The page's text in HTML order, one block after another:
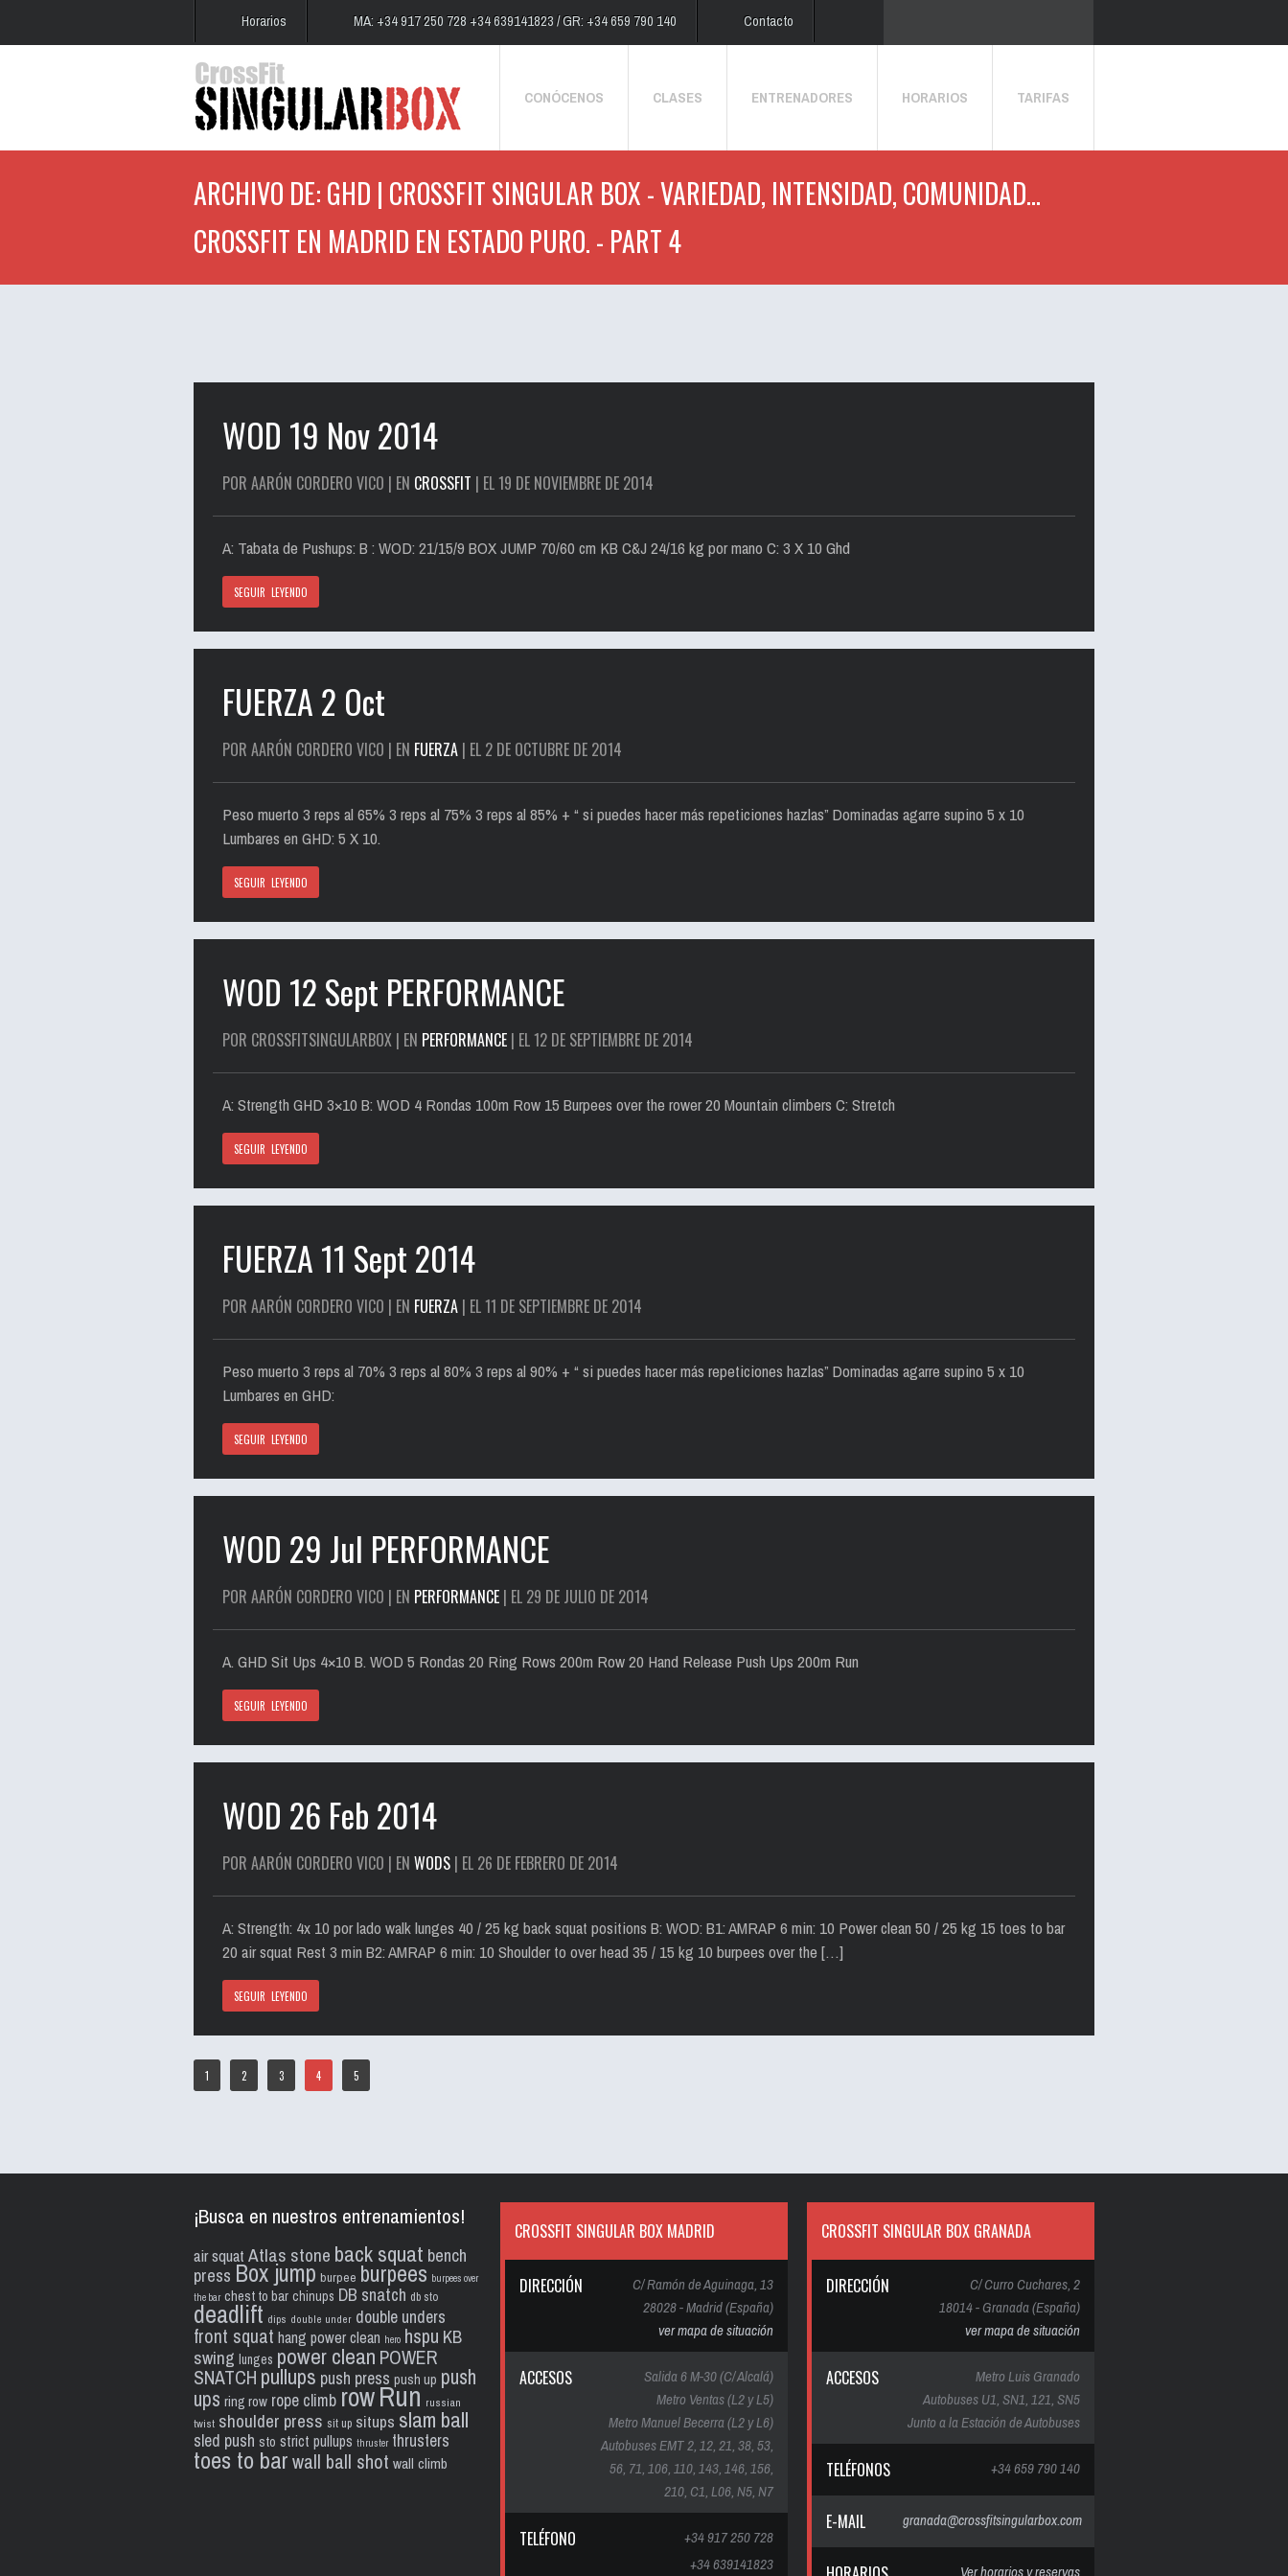
Horarios MA: +34 917 250 728 +34 639141823 / GR: +34 659 790 140 Contacto
CONÓCENOS CLASES ENTRENADORES HORARIOS TARIFAS
ARCHIVO DE: GHD | CROSSFIT SINGULAR BOX - VARIEDAD, INTENSIDAD, COMUNIDAD...
CROSSFIT EN MADRID EN ESTADO PURO. - PART 4
WOD 19 Nov 2014
POR AARÓN CORDERO VICO | EN CROSSFIT | EL 19 DE NOVIEMBRE DE 2014
A: Tabata de Pushups: B : WOD: 21/15/9 BOX JUMP 70/60 cm KB C&J 24/16 kg por mano C: 3 X 10 Ghd
SEGUIR LEYENDO
FUERZA 2 Oct
POR AARÓN CORDERO VICO | EN FUERZA | EL 2 DE OCTUBRE DE 2014
Peso muerto 3 reps al 65% 3 reps al 75% 3 reps al 85% + “ si puedes hacer más repeticiones hazlas” Dominadas agarre supino 5 x 10
Lumbares en GHD: 5 X 10.
SEGUIR LEYENDO
WOD 12 Sept PERFORMANCE
POR CROSSFITSINGULARBOX | EN PERFORMANCE | EL 12 DE SEPTIEMBRE DE 2014
A: Strength GHD 3×10 B: WOD 4 Rondas 100m Row 15 Burpees over the rower 20 Mountain climbers C: Stretch
SEGUIR LEYENDO
FUERZA 11 Sept 2014
POR AARÓN CORDERO VICO | EN FUERZA | EL 11 DE SEPTIEMBRE DE 2014
Peso muerto 3 reps al 70% 3 reps al 80% 3 reps al 90% + “ si puedes hacer más repeticiones hazlas” Dominadas agarre supino 5 x 10
Lumbares en GHD:
SEGUIR LEYENDO
WOD 29 Jul PERFORMANCE
POR AARÓN CORDERO VICO | EN PERFORMANCE | EL 29 DE JULIO DE 2014
A. GHD Sit Ups 4×10 B. WOD 5 Rondas 20 Ring Rows 200m Row 20 Hand Release Push Ups 200m Run
SEGUIR LEYENDO
WOD 26 Feb 2014
POR AARÓN CORDERO VICO | EN WODS | EL 26 DE FEBRERO DE 2014
A: Strength: 4x 10 por lado walk lunges 40 / 25 kg back squat positions B: WOD: B1: AMRAP 6 min: 10 Power clean 50 / 25 kg 15 toes to bar
20 air squat Rest 3 min B2: AMRAP 6 min: 10 Shoulder to over head 35 / 15 kg 10 burpees over the […]
SEGUIR LEYENDO
1 2 3 4 5
¡Busca en nuestros entrenamientos!
air squat Atlas stone back squat bench
press Box jump burpee burpees burpees over
the bar chest to bar chinups DB snatch db sto
deadlift dips double under double unders
front squat hang power clean hero hspu KB
swing lunges power clean POWER
SNATCH pullups push press push up push
ups ring row rope climb rowRun russian
twist shoulder press sit up situps slam ball
sled push sto strict pullups thruster thrusters
toes to barwall ball shot wall climb
CROSSFIT SINGULAR BOX MADRID
DIRECCIÓN
C/ Ramón de Aguinaga, 13
28028 - Madrid (España)
ver mapa de situación
ACCESOS
Salida 6 M-30 (C/ Alcalá)
Metro Ventas (L2 y L5)
Metro Manuel Becerra (L2 y L6)
Autobuses EMT 2, 12, 21, 38, 53,
56, 71, 106, 110, 143, 146, 156,
210, C1, L06, N5, N7
TELÉFONO
+34 917 250 728
+34 639141823
CROSSFIT SINGULAR BOX GRANADA
DIRECCIÓN
C/ Curro Cuchares, 2
18014 - Granada (España)
ver mapa de situación
ACCESOS
Metro Luis Granado
Autobuses U1, SN1, 121, SN5
Junto a la Estación de Autobuses
TELÉFONOS +34 659 790 140
E-MAIL granada@crossfitsingularbox.com
Ver horarios y reservas